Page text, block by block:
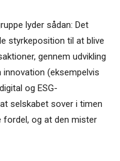
lyder sådan: Det
styrkeposition til at blive
gennem udvikling
(eksempelvis
og ESG-
selskabet sover i timen
og at den mister